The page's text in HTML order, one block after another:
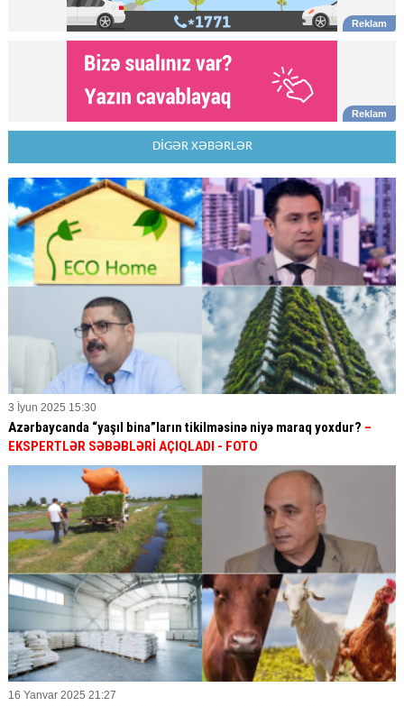
DİGƏR XƏBƏRLƏR
3 İyun 2025 15:30
Azərbaycanda “yaşıl bina”ların tikilməsinə niyə maraq yoxdur? –
EKSPERTLƏR SƏBƏBLƏRİ AÇIQLADI - FOTO
16 Yanvar 2025 21:27